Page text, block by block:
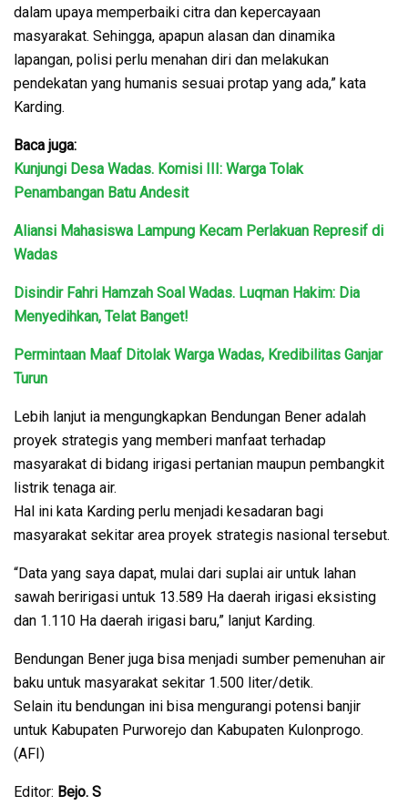
dalam upaya memperbaiki citra dan kepercayaan
masyarakat. Sehingga, apapun alasan dan dinamika
lapangan, polisi perlu menahan diri dan melakukan
pendekatan yang humanis sesuai protap yang ada,” kata
Karding.
Baca juga:
Kunjungi Desa Wadas. Komisi III: Warga Tolak
Penambangan Batu Andesit
Aliansi Mahasiswa Lampung Kecam Perlakuan Represif di
Wadas
Disindir Fahri Hamzah Soal Wadas. Luqman Hakim: Dia
Menyedihkan, Telat Banget!
Permintaan Maaf Ditolak Warga Wadas, Kredibilitas Ganjar
Turun
Lebih lanjut ia mengungkapkan Bendungan Bener adalah
proyek strategis yang memberi manfaat terhadap
masyarakat di bidang irigasi pertanian maupun pembangkit
listrik tenaga air.
Hal ini kata Karding perlu menjadi kesadaran bagi
masyarakat sekitar area proyek strategis nasional tersebut.
“Data yang saya dapat, mulai dari suplai air untuk lahan
sawah beririgasi untuk 13.589 Ha daerah irigasi eksisting
dan 1.110 Ha daerah irigasi baru,” lanjut Karding.
Bendungan Bener juga bisa menjadi sumber pemenuhan air
baku untuk masyarakat sekitar 1.500 liter/detik.
Selain itu bendungan ini bisa mengurangi potensi banjir
untuk Kabupaten Purworejo dan Kabupaten Kulonprogo.
(AFI)
Editor: Bejo. S